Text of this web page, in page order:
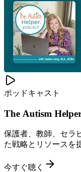
ポッドキャスト
The Autism
保護者、教師、セラ
た戦略とリソースを
今すぐ聴く